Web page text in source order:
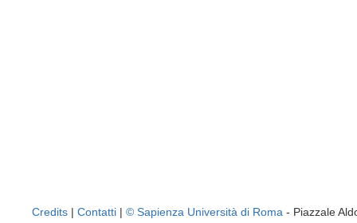
Credits | Contatti | © Sapienza Università di Roma - Piazzale